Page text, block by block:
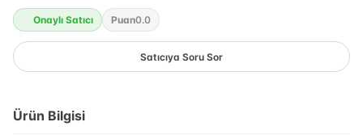
Onaylı Satıcı Puan0.0
Satıcıya Soru Sor
Ürün Bilgisi